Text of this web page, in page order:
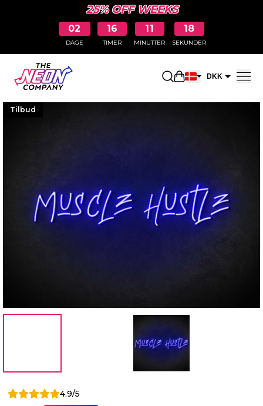
25% OFF WEEKS
02
DAGE
16
TIMER
11
MINUTTER
17
SEKUNDER
Åbn DKK
Tilbud
4.9/5